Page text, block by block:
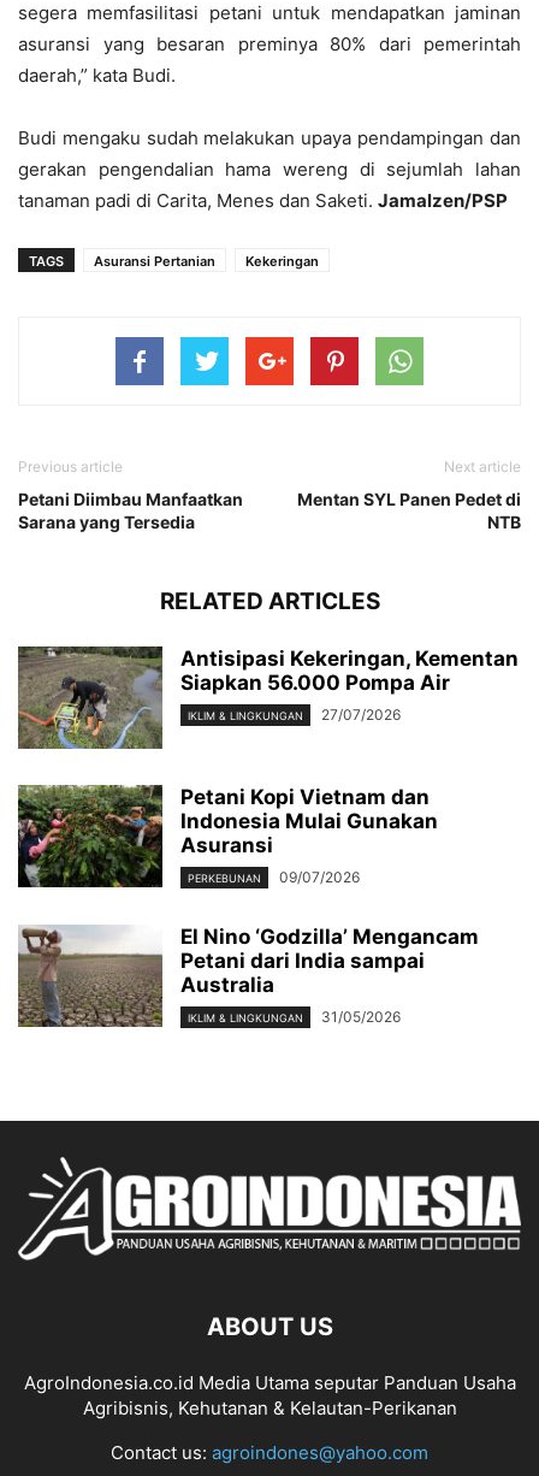
segera memfasilitasi petani untuk mendapatkan jaminan
asuransi yang besaran preminya 80% dari pemerintah
daerah,” kata Budi.
Budi mengaku sudah melakukan upaya pendampingan dan
gerakan pengendalian hama wereng di sejumlah lahan
tanaman padi di Carita, Menes dan Saketi. Jamalzen/PSP
TAGS Asuransi Pertanian Kekeringan
Previous article
Petani Diimbau Manfaatkan
Sarana yang Tersedia
Next article
Mentan SYL Panen Pedet di
NTB
RELATED ARTICLES
Antisipasi Kekeringan, Kementan
Siapkan 56.000 Pompa Air
IKLIM & LINGKUNGAN 27/07/2026
Petani Kopi Vietnam dan
Indonesia Mulai Gunakan
Asuransi
PERKEBUNAN 09/07/2026
El Nino ‘Godzilla’ Mengancam
Petani dari India sampai
Australia
IKLIM & LINGKUNGAN 31/05/2026
ABOUT US
AgroIndonesia.co.id Media Utama seputar Panduan Usaha
Agribisnis, Kehutanan & Kelautan-Perikanan
Contact us: agroindones@yahoo.com